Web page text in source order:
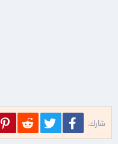
شارك: فيسبوك تويتر Reddit